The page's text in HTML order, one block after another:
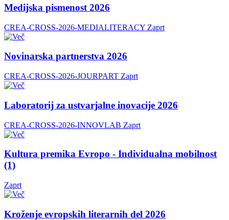
Medijska pismenost 2026
CREA-CROSS-2026-MEDIALITERACY Zaprt
Novinarska partnerstva 2026
CREA-CROSS-2026-JOURPART Zaprt
Laboratorij za ustvarjalne inovacije 2026
CREA-CROSS-2026-INNOVLAB Zaprt
Kultura premika Evropo - Individualna mobilnost
(1)
Zaprt
Kroženje evropskih literarnih del 2026